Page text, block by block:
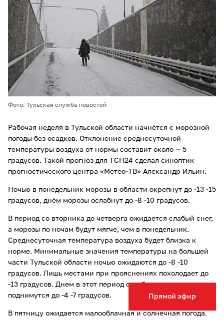
Прямой эфир
Фото: Тульская служба новостей
Рабочая неделя в Тульской области начнётся с морозной
погоды без осадков. Отклонение среднесуточной
температуры воздуха от нормы составит около — 5
градусов. Такой прогноз для ТСН24 сделал синоптик
прогностического центра «Метео-ТВ» Александр Ильин.
Ночью в понедельник морозы в области окрепнут до -13 -15
градусов, днём морозы ослабнут до -8 -10 градусов.
В период со вторника до четверга ожидается слабый снег,
а морозы по ночам будут мягче, чем в понедельник.
Среднесуточная температура воздуха будет близка к
норме. Минимальные значения температуры на большей
части Тульской области ночью ожидаются до -8 -10
градусов. Лишь местами при прояснениях похолодает до
-13 градусов. Днем в этот период столбики термометров
поднимутся до -4 -7 градусов.
В пятницу ожидается малооблачная и солнечная погода.